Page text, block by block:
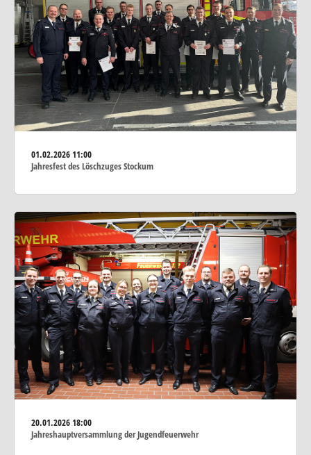
01.02.202611:00
Jahresfest des Löschzuges Stockum
20.01.202618:00
Jahreshauptversammlung der Jugendfeuerwehr